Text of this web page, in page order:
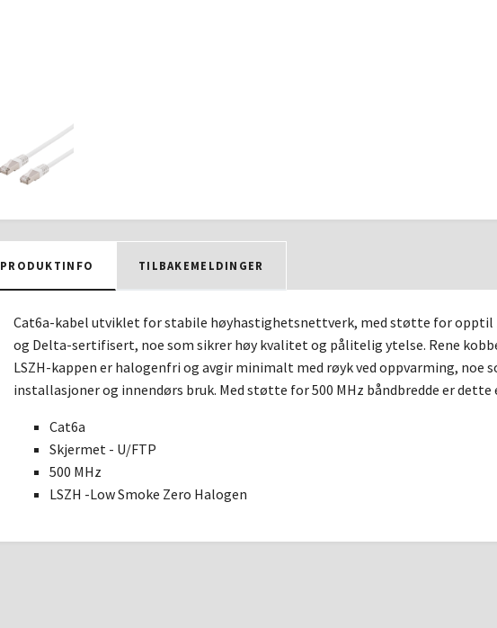
PRODUKTINFO TILBAKEMELDINGER
Cat6a-kabel utviklet for stabile høyhastighetsnettverk, med støtte for opptil
og Delta-sertifisert, noe som sikrer høy kvalitet og pålitelig ytelse. Rene
LSZH-kappen er halogenfri og avgir minimalt med røyk ved oppvarming,
installasjoner og innendørs bruk. Med støtte for 500 MHz båndbredde er
Cat6a
Skjermet - U/FTP
500 MHz
LSZH -Low Smoke Zero Halogen